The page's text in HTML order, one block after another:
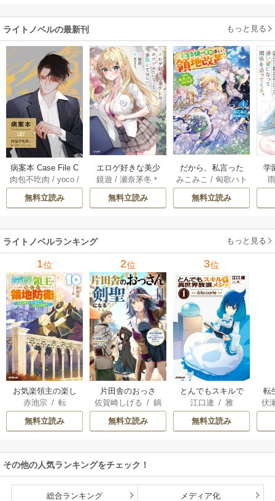
ライトノベルの最新刊 もっと見る
病案本 Case File C
ompendium［分冊
版］ 187巻
肉包不吃肉 /yoco /
呉聖華
無料立読み
エロゲ好きな美少
女は、エロゲみた
いなこと全部シて
ほしい【電子ＳＳ
鏡遊 /瀬奈茅冬＊
無料立読み
だから、私言った
わよね？ ～没落令
嬢の案外楽しい領
地改革～ 4巻
みこみこ / 匈歌ハト
リ
無料立読み
学
ライトノベルランキング もっと見る
1位
お気楽領主の楽し
い領地防衛
赤池宗/ 転
無料立読み
2位
片田舎のおっさ
ん、剣聖になる
～ただの田舎の剣
術師範だったの
たちが俺を放って
くれない件～
佐賀崎しげる /鍋
島テツヒロ
無料立読み
3位
とんでもスキルで
異世界放浪メシ
江口連 / 雅
無料立読み
転
伏
その他の人気ランキングをチェック！
総合ランキング メディア化